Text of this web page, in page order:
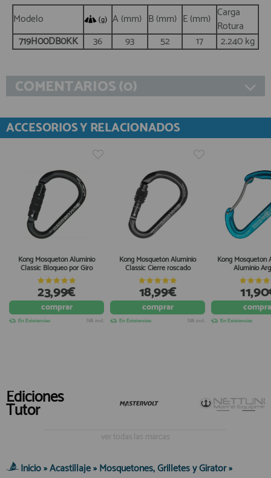
Modelo
A (mm) B (mm) E (mm) Carga
Rotura
719H00DB0KK
36 93 52 17 2.240 kg
COMENTARIOS (0)
ACCESORIOS Y RELACIONADOS
Kong Mosquetón Aluminio
Classic Bloqueo por Giro
23,99€
comprar
En Existencias IVA incl.
Kong Mosquetón Aluminio
Classic Cierre roscado
18,99€
comprar
En Existencias IVA incl.
Kong Mosquetón
Aluminio
En Existencias
Ediciones
Tutor
ver todas las marcas
Inicio»Acastillaje»Mosquetones, Grilletes y Girator»